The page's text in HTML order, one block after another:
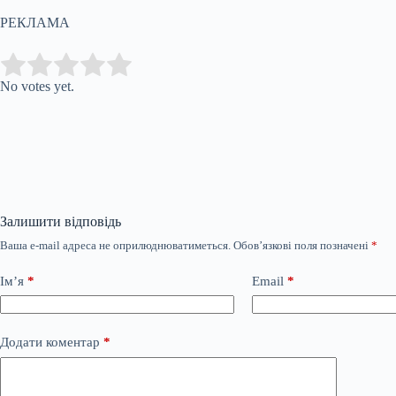
РЕКЛАМА
Rate this item:
No votes yet.
Залишити відповідь
Ваша e-mail адреса не оприлюднюватиметься. Обов’язкові поля позначені *
Ім’я * Email *
Додати коментар *